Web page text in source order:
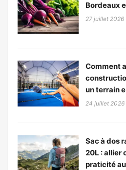
Bordeaux
27 juillet 2026
Comment
un terrain
24 juillet 2026
Sac à dos
20L : allier
praticité